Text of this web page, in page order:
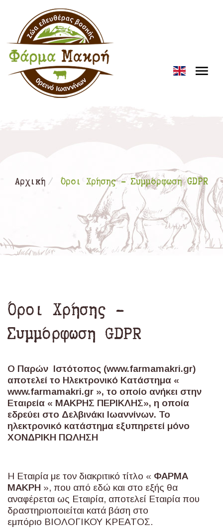
Αρχική Όροι Χρήσης - Συμμόρφωση GDPR
Όροι Χρήσης -
Συμμόρφωση GDPR
Ο Παρών Ιστότοπος (www.farmamakri.gr)
αποτελεί το Ηλεκτρονικό Κατάστημα «
www.farmamakri.gr », το οποίο ανήκει στην
Εταιρεία « ΜΑΚΡΗΣ ΠΕΡΙΚΛΗΣ», η οποία
εδρεύει στο Δελβινάκι Ιωαννίνων. Το
ηλεκτρονικό κατάστημα εξυπηρετεί μόνο
ΧΟΝΔΡΙΚΗ ΠΩΛΗΣΗ
Η Εταιρία με τον διακριτικό τίτλο « ΦΑΡΜΑ
ΜΑΚΡΗ », που από εδώ και στο εξής θα
αναφέρεται ως Εταιρία, αποτελεί Εταιρία που
δραστηριοποιείται κατά βάση στο
εμπόριο ΒΙΟΛΟΓΙΚΟΥ ΚΡΕΑΤΟΣ.